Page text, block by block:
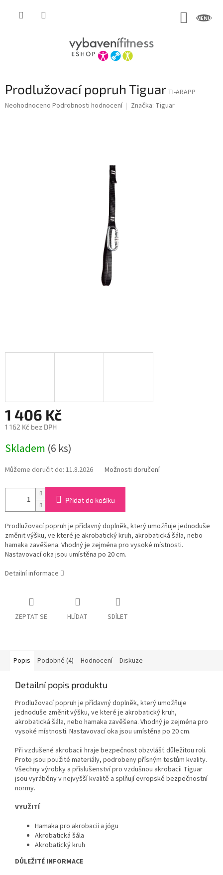
Prodlužovací popruh Tiguar TI-ARAPP
Průměrné
Neohodnoceno Podrobnosti hodnocení Značka: Tiguar
1 406 Kč
1 162 Kč bez DPH
cena:
Skladem (6 ks)
Můžeme doručit do: 11.8.2026 Možnosti doručení
Přidat do košíku
Prodlužovací popruh je přídavný doplněk, který umožňuje jednoduše
změnit výšku, ve které je akrobatický kruh, akrobatická šála, nebo
hamaka zavěšena. Vhodný je zejména pro vysoké místnosti.
Nastavovací oka jsou umístěna po 20 cm.
Detailní informace
ZEPTAT SE HLÍDAT SDÍLET
Popis Podobné (4) Hodnocení Diskuze
Detailní popis produktu
Prodlužovací popruh je přídavný doplněk, který umožňuje
jednoduše změnit výšku, ve které je akrobatický kruh,
akrobatická šála, nebo hamaka zavěšena. Vhodný je zejména pro
vysoké místnosti. Nastavovací oka jsou umístěna po 20 cm.
Při vzdušené akrobacii hraje bezpečnost obzvlášť důležitou roli.
Proto jsou použité materiály, podrobeny přísným testům kvality.
Všechny výrobky a příslušenství pro vzdušnou akrobacii Tiguar
jsou vyráběny v nejvyšší kvalitě a splňují evropské bezpečnostní
normy.
VYUŽITÍ
Hamaka pro akrobacii a jógu
Akrobatická šála
Akrobatický kruh
DŮLEŽITÉ INFORMACE